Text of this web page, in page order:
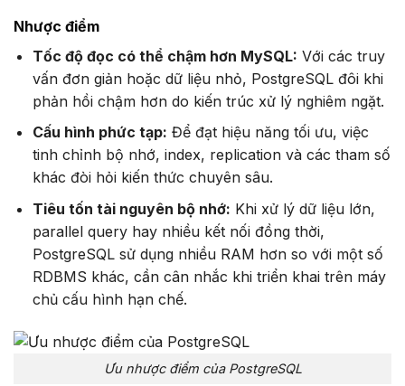
Nhược điểm
Tốc độ đọc có thể chậm hơn MySQL: Với các truy
vấn đơn giản hoặc dữ liệu nhỏ, PostgreSQL đôi khi
phản hồi chậm hơn do kiến trúc xử lý nghiêm ngặt.
Cấu hình phức tạp: Để đạt hiệu năng tối ưu, việc
tinh chỉnh bộ nhớ, index, replication và các tham số
khác đòi hỏi kiến thức chuyên sâu.
Tiêu tốn tài nguyên bộ nhớ: Khi xử lý dữ liệu lớn,
parallel query hay nhiều kết nối đồng thời,
PostgreSQL sử dụng nhiều RAM hơn so với một số
RDBMS khác, cần cân nhắc khi triển khai trên máy
chủ cấu hình hạn chế.
Ưu nhược điểm của PostgreSQL